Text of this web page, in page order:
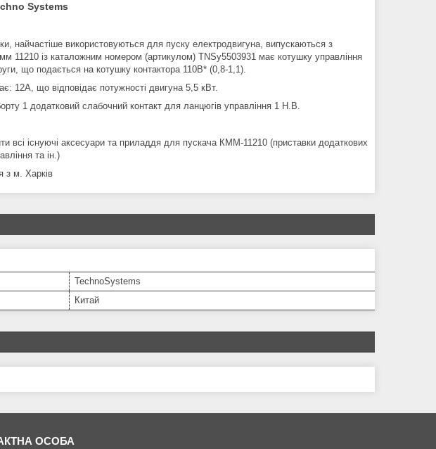
Systems
найчастіше використовуються для пуску електродвигуна, випускаються з
11210 із каталожним номером (артикулом) TNSy5503931 має котушку управління
що подається на котушку контактора 110В* (0,8-1,1).
12А, що відповідає потужності двигуна 5,5 кВт.
1 додатковий слабочний контакт для ланцюгів управління 1 Н.В.
всі існуючі аксесуари та приладдя для пускача КММ-11210 (приставки додаткових
та ін.)
з м. Харків
TechnoSystems
Китай